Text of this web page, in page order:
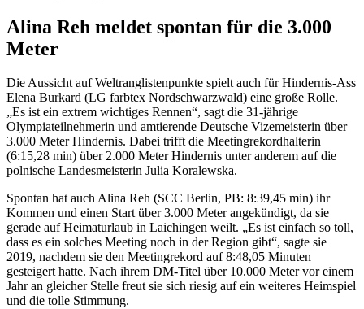
Alina Reh meldet spontan für die 3.000
Meter
Die Aussicht auf Weltranglistenpunkte spielt auch für Hindernis-Ass
Elena Burkard (LG farbtex Nordschwarzwald) eine große Rolle.
„Es ist ein extrem wichtiges Rennen“, sagt die 31-jährige
Olympiateilnehmerin und amtierende Deutsche Vizemeisterin über
3.000 Meter Hindernis. Dabei trifft die Meetingrekordhalterin
(6:15,28 min) über 2.000 Meter Hindernis unter anderem auf die
polnische Landesmeisterin Julia Koralewska.
Spontan hat auch Alina Reh (SCC Berlin, PB: 8:39,45 min) ihr
Kommen und einen Start über 3.000 Meter angekündigt, da sie
gerade auf Heimaturlaub in Laichingen weilt. „Es ist einfach so toll,
dass es ein solches Meeting noch in der Region gibt“, sagte sie
2019, nachdem sie den Meetingrekord auf 8:48,05 Minuten
gesteigert hatte. Nach ihrem DM-Titel über 10.000 Meter vor einem
Jahr an gleicher Stelle freut sie sich riesig auf ein weiteres Heimspiel
und die tolle Stimmung.